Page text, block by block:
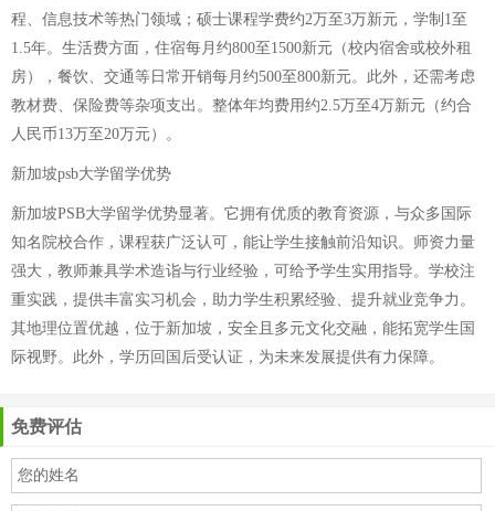
程、信息技术等热门领域；硕士课程学费约2万至3万新元，学制1至
1.5年。生活费方面，住宿每月约800至1500新元（校内宿舍或校外租
房），餐饮、交通等日常开销每月约500至800新元。此外，还需考虑
教材费、保险费等杂项支出。整体年均费用约2.5万至4万新元（约合
人民币13万至20万元）。
新加坡psb大学留学优势
新加坡PSB大学留学优势显著。它拥有优质的教育资源，与众多国际
知名院校合作，课程获广泛认可，能让学生接触前沿知识。师资力量
强大，教师兼具学术造诣与行业经验，可给予学生实用指导。学校注
重实践，提供丰富实习机会，助力学生积累经验、提升就业竞争力。
其地理位置优越，位于新加坡，安全且多元文化交融，能拓宽学生国
际视野。此外，学历回国后受认证，为未来发展提供有力保障。
免费评估